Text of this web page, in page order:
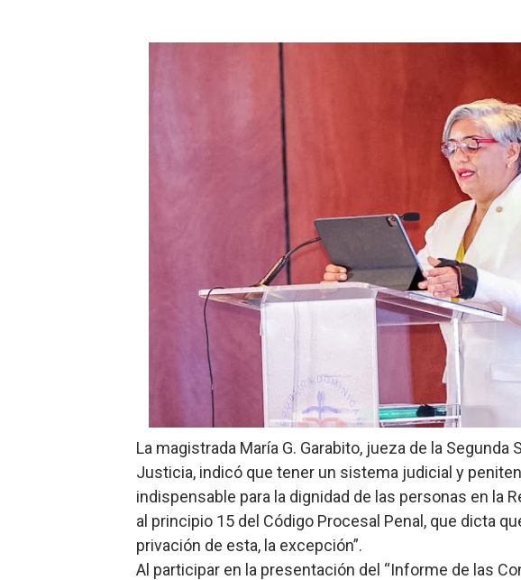
Respuesta oportuna de Propeep permite a
Juramentan a Angelina Biviana Riveiro
DIGEIG y Liga Municipal Dominicana
Tribunal Superior Administrativo anula
JCE flexibiliza renovación de cédula: adiós
Restaurante Amigos es reconocido por
Banco Popular escala 17 posiciones en los
SNS y el SRSO actualizan Manual de
Osiris de León responde a Roberto Tineo y
DGPCF: 55 años sembrando desarrollo y
Operativo interagencial frena delitos
-Propeep y Gestión Presidencial
La magistrada María G. Garabito, jueza de la Segunda
Justicia, indicó que tener un sistema judicial y
indispensable para la dignidad de las personas en la
al principio 15 del Código Procesal Penal, que dicta
privación de esta, la excepción”.
Al participar en la presentación del “Informe de las